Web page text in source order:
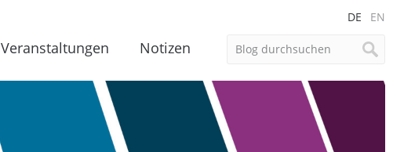
DE EN
Veranstaltungen Notizen